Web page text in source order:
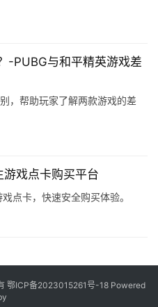
-PUBG与和平精英游戏差
，帮助玩家了解两款游戏的差
戏点卡购买平台
点卡，快速安全购买体验。
鄂ICP备2023015261号-18 Powered